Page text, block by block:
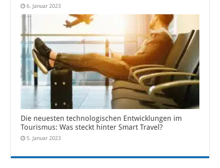
6. Januar 2023
Die neuesten technologischen Entwicklungen im
Tourismus: Was steckt hinter Smart Travel?
5. Januar 2023